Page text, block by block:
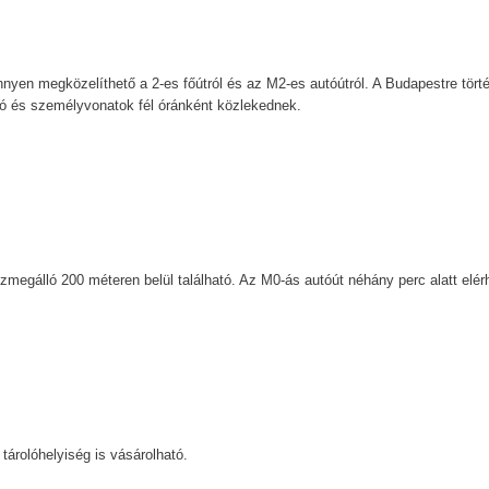
megközelíthető a 2-es főútról és az M2-es autóútról. A Budapestre
személyvonatok fél óránként közlekednek.
200 méteren belül található. Az M0-ás autóút néhány perc alatt
is vásárolható.